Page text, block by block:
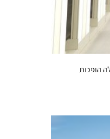
הופכות